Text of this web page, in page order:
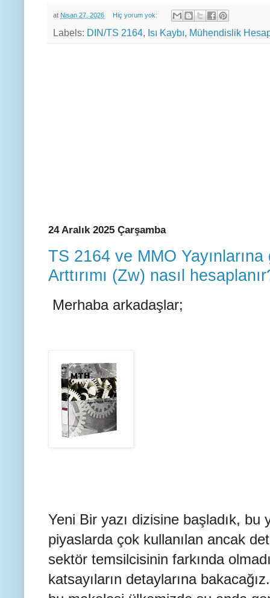
at Nisan 27, 2026 Hiç yorum yok:
Labels: DIN/TS 2164, Isı Kaybı, Mühendislik
24 Aralık 2025 Çarşamba
TS 2164 ve MMO
Arttırımı (Zw) nasıl
Merhaba arkadaşlar;
Yeni Bir yazı dizisine başladık, bu
piyaslarda çok kullanılan ancak
sektör temsilcisinin farkında
katsayıların detaylarına